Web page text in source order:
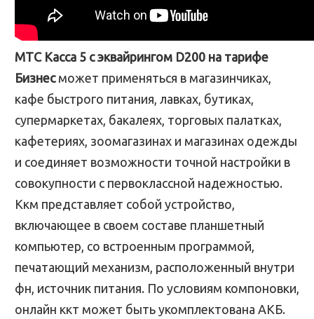
МТС Касса 5 с эквайрингом D200 на тарифе
Бизнесможет применяться в магазинчиках,
кафе быстрого питания, лавках, бутиках,
супермаркетах, бакалеях, торговых палатках,
кафетериях, зоомагазинах и магазинах одежды
и соединяет возможности точной настройки в
совокупности с первоклассной надежностью.
Ккм представляет собой устройство,
включающее в своем составе планшетный
компьютер, со встроенным программой,
печатающий механизм, расположенный внутри
фн, источник питания. По условиям компоновки,
онлайн ккт может быть укомплектована АКБ.